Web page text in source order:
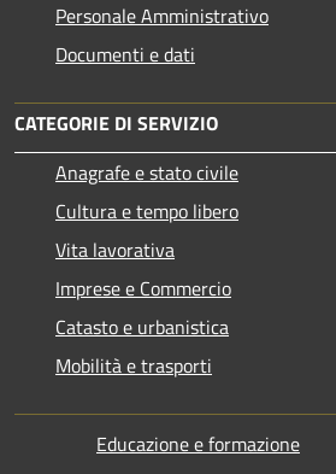
Personale Amministrativo
Documenti e dati
CATEGORIE DI SERVIZIO
Anagrafe e stato civile
Cultura e tempo libero
Vita lavorativa
Imprese e Commercio
Catasto e urbanistica
Mobilità e trasporti
Educazione e formazione